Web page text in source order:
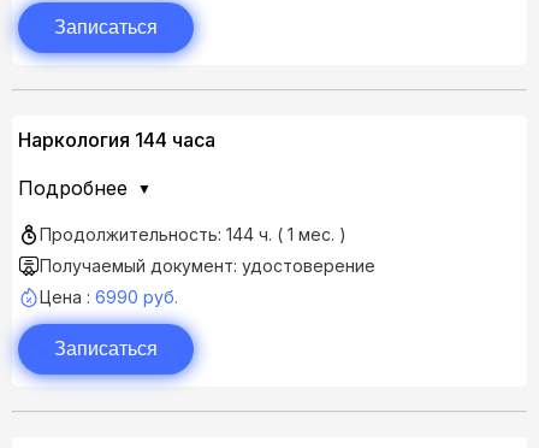
Записаться
Наркология 144 часа
Подробнее
Продолжительность: 144 ч. ( 1 мес. )
Получаемый документ: удостоверение
Цена : 6990 руб.
Записаться